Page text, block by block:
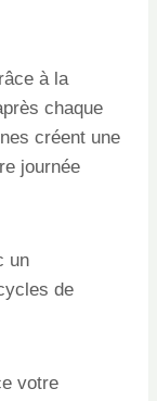
à la
chaque
créent une
journée
un
de
votre